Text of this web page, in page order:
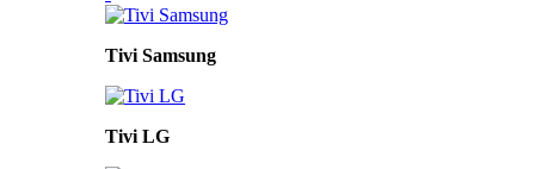
Tivi Samsung
Tivi LG